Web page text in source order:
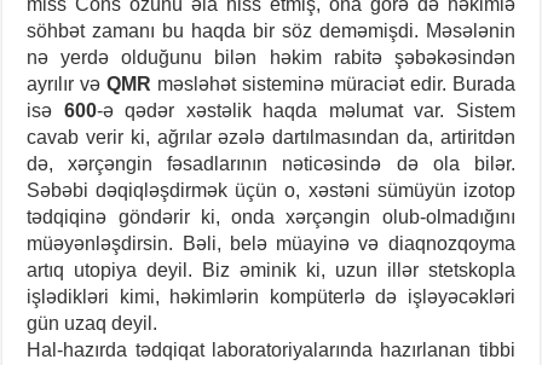
söhbət zamanı bu haqda bir söz deməmişdi. Məsələnin
nə yerdə olduğunu bilən həkim rabitə şəbəkəsindən
ayrılır vəQMR məsləhət sisteminə müraciət edir. Burada
isə 600-ə qədər xəstəlik haqda məlumat var. Sistem
cavab verir ki, ağrılar əzələ dartılmasından da, artiritdən
də, xərçəngin fəsadlarının nəticəsində də ola bilər.
Səbəbi dəqiqləşdirmək üçün o, xəstəni sümüyün izotop
tədqiqinə göndərir ki, onda xərçəngin olub-olmadığını
müəyənləşdirsin. Bəli, belə müayinə və diaqnozqoyma
artıq utopiya deyil. Biz əminik ki, uzun illər stetskopla
işlədikləri kimi, həkimlərin kompüterlə də işləyəcəkləri
gün uzaq deyil.
Hal-hazırda tədqiqat laboratoriyalarında hazırlanan tibbi